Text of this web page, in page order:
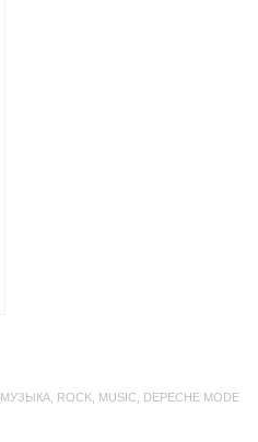
МУЗЫКА ROCK MUSIC DEPECHE MODE